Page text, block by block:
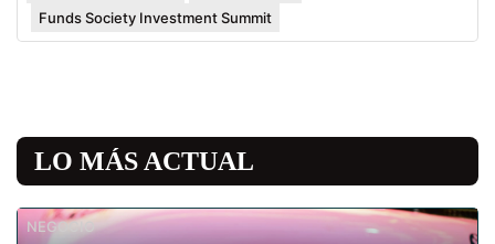
Funds Society Investment Summit
LO MÁS ACTUAL
NEGOCIO